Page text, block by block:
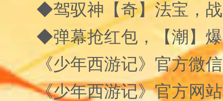
◆驾驭神【奇】法宝，
◆弹幕抢红包，【潮】
《少年西游记》官方微
《少年西游记》官方网